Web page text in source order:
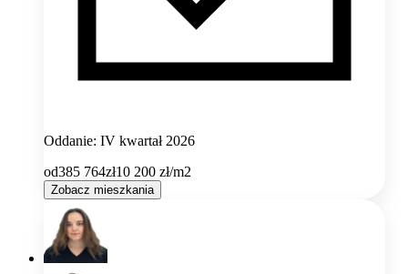
Oddanie: IV kwartał 2026
od385 764zł10 200 zł/m2
Zobacz mieszkania